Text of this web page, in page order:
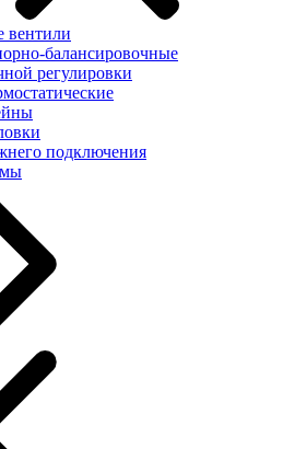
вентили
балансировочные
регулировки
подключения